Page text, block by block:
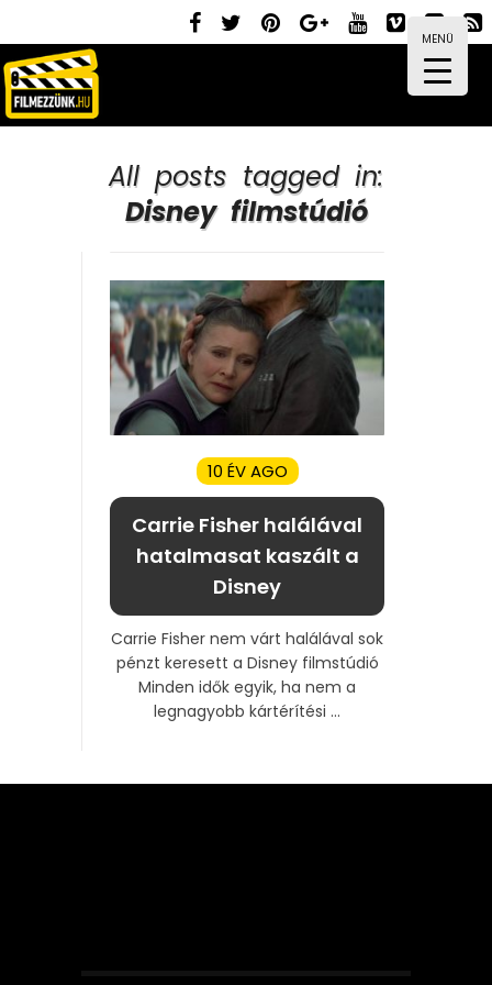
MENÜ
All posts tagged in:
Disney filmstúdió
10 ÉV AGO
Carrie Fisher halálával
hatalmasat kaszált a
Disney
Carrie Fisher nem várt halálával sok
pénzt keresett a Disney filmstúdió
Minden idők egyik, ha nem a
legnagyobb kártérítési ...